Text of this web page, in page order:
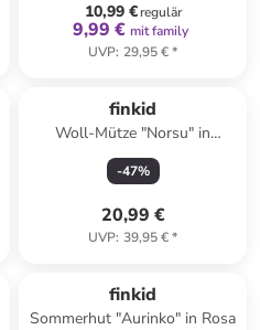
10,99 €regulär
9,99 € mit family
UVP: 29,95 €*
finkid
Woll-Mütze "Norsu" in
Dunkelblau
-47%
20,99 €
UVP: 39,95 €*
finkid
Sommerhut "Aurinko" in Rosa